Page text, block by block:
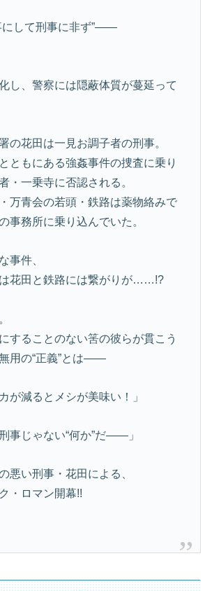
にして刑事に非ず”――
し、警察には隠蔽体質が蔓延って
の花田は一見お調子者の刑事。
ともにある強姦事件の捜査に乗り
・一乗寺に否認される。
万青会の若頭・鉄路は薬物絡みで
事務所に乗り込んでいた。
事件、
花田と鉄路には繋がりが……!?
することのない筈の彼らが貫こう
用の“正義”とは――
が減るとメシが美味い！」
事じゃない“何か”だ――」
悪い刑事・花田による、
・ロマン開幕!!